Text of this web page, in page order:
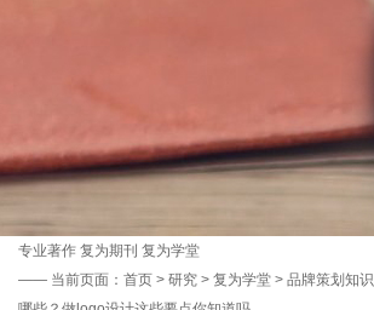
专业著作 复为期刊 复为学堂
—— 当前页面： 首页 > 研究 > 复为学堂 > 品牌策划知识